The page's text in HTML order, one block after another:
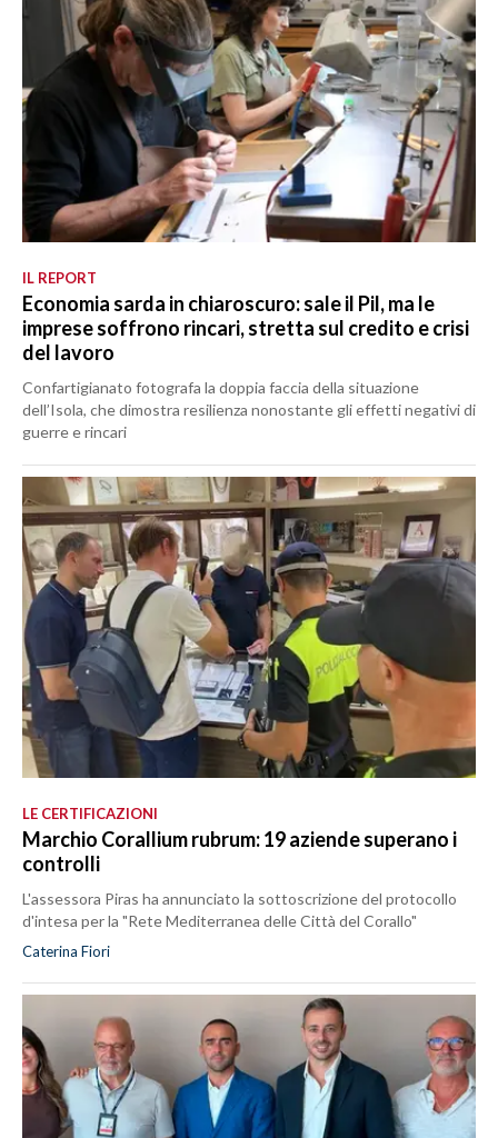
IL REPORT
Economia sarda in chiaroscuro: sale il Pil, ma le
imprese soffrono rincari, stretta sul credito e crisi
del lavoro
Confartigianato fotografa la doppia faccia della situazione
dell’Isola, che dimostra resilienza nonostante gli effetti negativi di
guerre e rincari
LE CERTIFICAZIONI
Marchio Corallium rubrum: 19 aziende superano i
controlli
L'assessora Piras ha annunciato la sottoscrizione del protocollo
d'intesa per la "Rete Mediterranea delle Città del Corallo"
Caterina Fiori